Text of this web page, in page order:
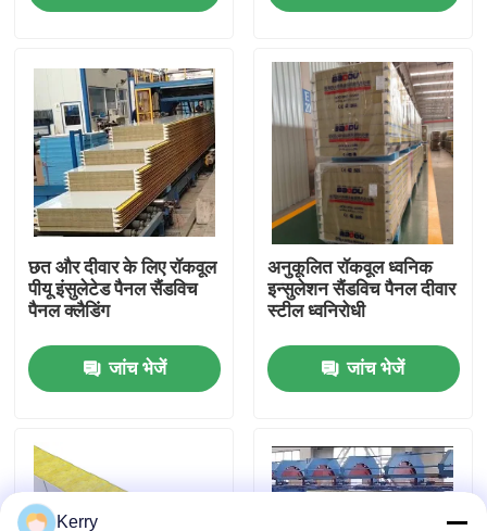
कारखाना भ्रमण
गुणवत्ता नियंत्रण
एक उद्धरण का अनुरोध करें
इस्पात संरचना भवन
इस्पात संरचना गोदाम
इस्पात संरचना कार्यशाला
छत और दीवार के लिए रॉकवूल
पीयू इंसुलेटेड पैनल सैंडविच
पैनल क्लैडिंग
जांच भेजें
अनुकूलित रॉकवूल ध्वनिक
इन्सुलेशन सैंडविच पैनल दीवार
स्टील ध्वनिरोधी
जांच भेजें
Kerry